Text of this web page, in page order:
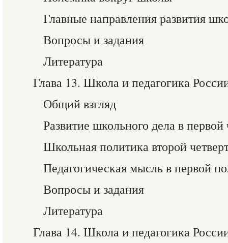
Главные направления развития
Вопросы и задания
Литература
Глава 13. Школа и педагогика
Общий взгляд
Развитие школьного дела в
Школьная политика второй
Педагогическая мысль в первой
Вопросы и задания
Литература
Глава 14. Школа и педагогика